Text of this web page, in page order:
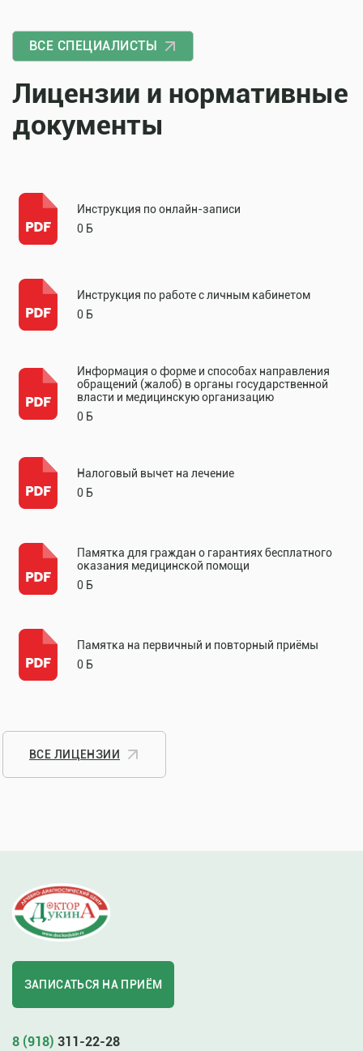
ВСЕ СПЕЦИАЛИСТЫ
Лицензии и нормативные
документы
Инструкция по онлайн-записи
0 Б
Инструкция по работе с личным кабинетом
0 Б
Информация о форме и способах направления
обращений (жалоб) в органы государственной
власти и медицинскую организацию
0 Б
Налоговый вычет на лечение
0 Б
Памятка для граждан о гарантиях бесплатного
оказания медицинской помощи
0 Б
Памятка на первичный и повторный приёмы
0 Б
ВСЕ ЛИЦЕНЗИИ
ЗАПИСАТЬСЯ НА ПРИЁМ
8 (918) 311-22-28